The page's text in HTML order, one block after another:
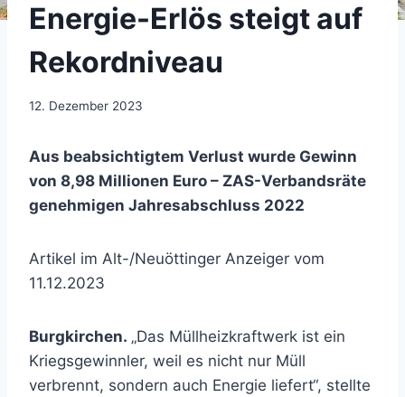
Energie-Erlös steigt auf
Rekordniveau
12. Dezember 2023
Aus beabsichtigtem Verlust wurde Gewinn
von 8,98 Millionen Euro – ZAS-Verbandsräte
genehmigen Jahresabschluss 2022
Artikel im Alt-/Neuöttinger Anzeiger vom
11.12.2023
Burgkirchen. „Das Müllheizkraftwerk ist ein
Kriegsgewinnler, weil es nicht nur Müll
verbrennt, sondern auch Energie liefert“, stellte